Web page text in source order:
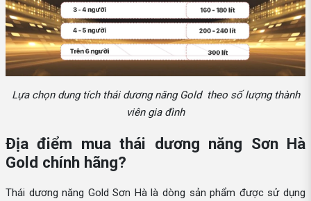
Lựa chọn dung tích thái dương năng Gold theo số lượng thành
viên gia đình
Địa điểm mua thái dương năng Sơn Hà
Gold chính hãng?
Thái dương năng Gold Sơn Hà là dòng sản phẩm được sử dụng